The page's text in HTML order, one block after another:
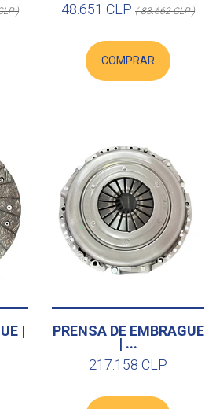
)
48.651 CLP ( 83.662 CLP )
COMPRAR
| PRENSA DE EMBRAGUE
| ...
217.158 CLP